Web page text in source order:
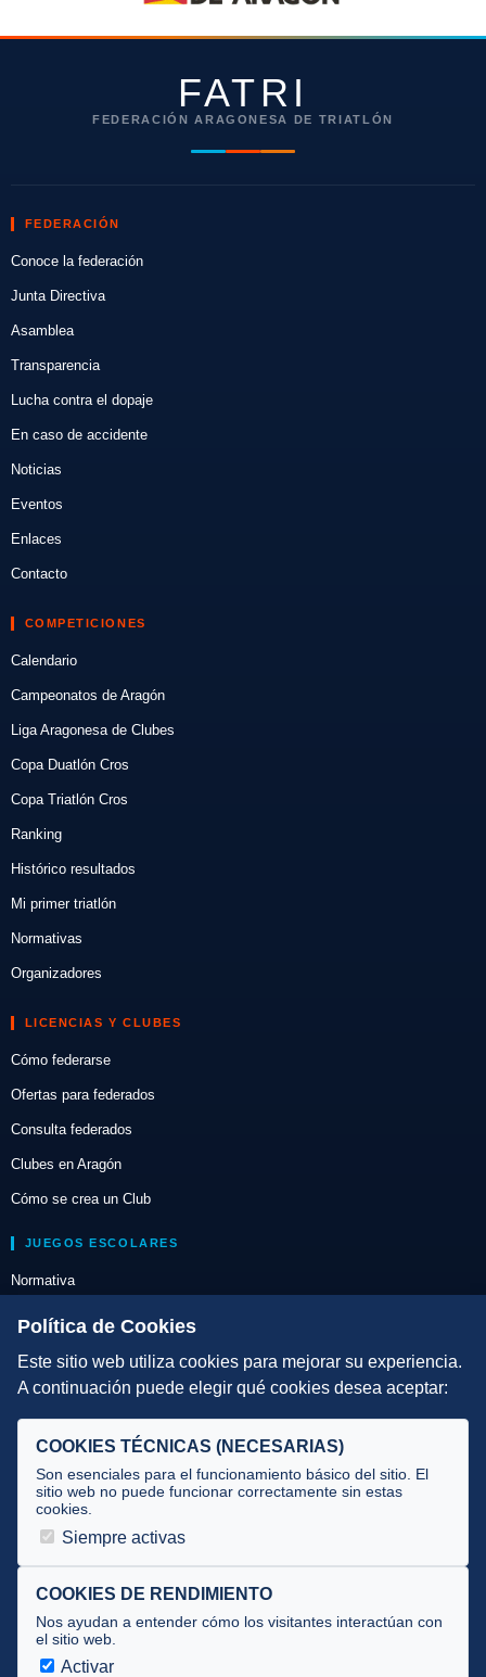
FATRI
FEDERACIÓN ARAGONESA DE TRIATLÓN
FEDERACIÓN
Conoce la federación
Junta Directiva
Asamblea
Transparencia
Lucha contra el dopaje
En caso de accidente
Noticias
Eventos
Enlaces
Contacto
COMPETICIONES
Calendario
Campeonatos de Aragón
Liga Aragonesa de Clubes
Copa Duatlón Cros
Copa Triatlón Cros
Ranking
Histórico resultados
Mi primer triatlón
Normativas
Organizadores
LICENCIAS Y CLUBES
Cómo federarse
Ofertas para federados
Consulta federados
Clubes en Aragón
Cómo se crea un Club
JUEGOS ESCOLARES
Normativa
Escuelas de Triatlón
DIRECCIÓN TÉCNICA
Selecciones
Tecnificación
JUECES Y OFICIALES
Documentos
Cursos
Circulares oficiales
Política de Cookies
Este sitio web utiliza cookies para mejorar su experiencia.
A continuación puede elegir qué cookies desea aceptar:
COOKIES TÉCNICAS (NECESARIAS)
Son esenciales para el funcionamiento básico del sitio. El
sitio web no puede funcionar correctamente sin estas
cookies.
Siempre activas
COOKIES DE RENDIMIENTO
Nos ayudan a entender cómo los visitantes interactúan con
el sitio web.
Activar